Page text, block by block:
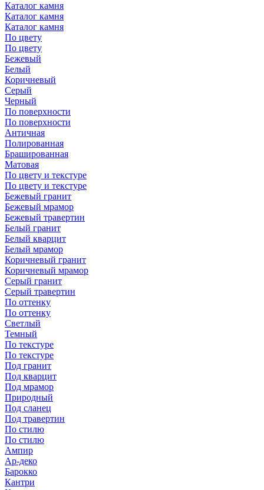
Каталог камня
Каталог камня
Каталог камня
По цвету
По цвету
Бежевый
Белый
Коричневый
Серый
Черный
По поверхности
По поверхности
Античная
Полированная
Брашированная
Матовая
По цвету и текстуре
По цвету и текстуре
Бежевый гранит
Бежевый мрамор
Бежевый травертин
Белый гранит
Белый кварцит
Белый мрамор
Коричневый гранит
Коричневый мрамор
Серый гранит
Серый травертин
По оттенку
По оттенку
Светлый
Темный
По текстуре
По текстуре
Под гранит
Под кварцит
Под мрамор
Природный
Под сланец
Под травертин
По стилю
По стилю
Ампир
Ар-деко
Барокко
Кантри